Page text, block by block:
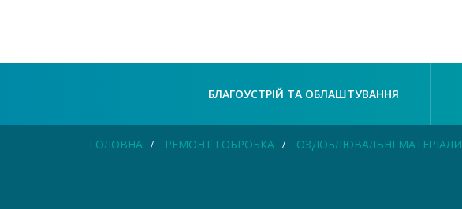
БЛАГОУСТРІЙ ТА ОБЛАШТУВАННЯ
ГОЛОВНА РЕМОНТ І ОБРОБКА ОЗДОБЛЮВАЛЬНІ МАТЕРІАЛИ